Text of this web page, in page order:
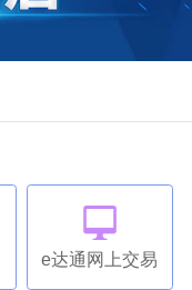
e达通网上交易